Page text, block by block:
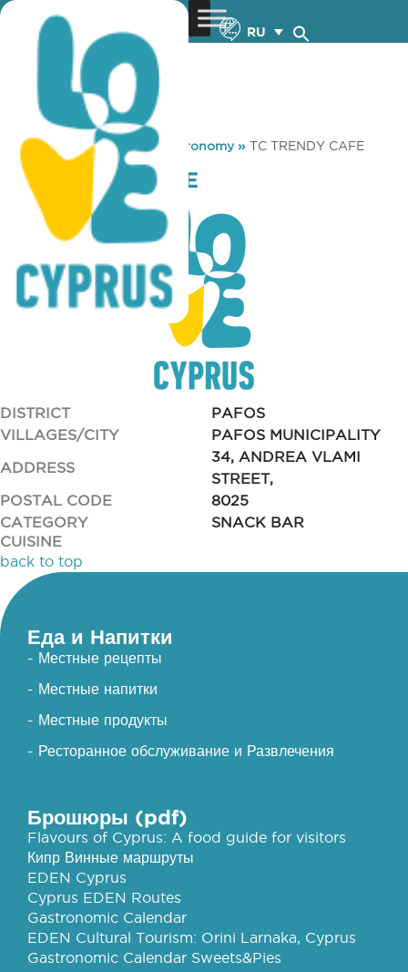
RU
You are here: Home »Gastronomy» TC TRENDY CAFE
TC TRENDY CAFE
DISTRICT
PAFOS
VILLAGES/CITY
PAFOS MUNICIPALITY
ADDRESS
34, ANDREA VLAMI
STREET,
POSTAL CODE
8025
CATEGORY
SNACK BAR
CUISINE
back to top
Еда и Напитки
- Местные рецепты
- Местные напитки
- Местные продукты
- Ресторанное обслуживание и Развлечения
Брошюры (pdf)
Flavours of Cyprus: A food guide for visitors
Кипр Винные маршруты
EDEN Cyprus
Cyprus EDEN Routes
Gastronomic Calendar
EDEN Cultural Tourism: Orini Larnaka, Cyprus
Gastronomic Calendar Sweets&Pies